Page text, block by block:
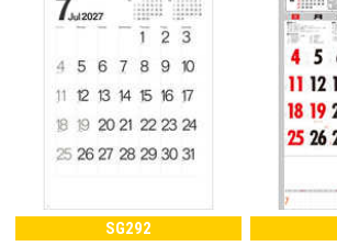
SG292